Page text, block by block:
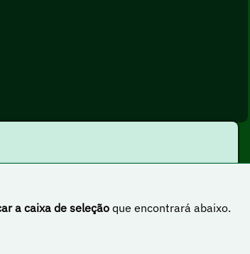
a caixa de seleçãoque encontrará abaixo.